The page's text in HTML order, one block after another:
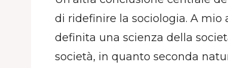
di ridefinire la sociologia. A mio
definita una scienza della
società, in quanto seconda